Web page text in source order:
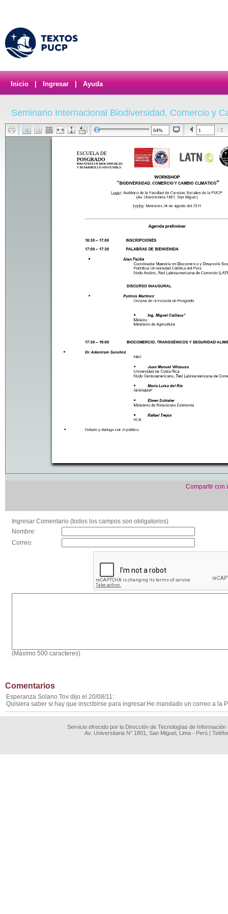
Inicio Ingresar Ayuda
Seminario Internacional Biodiversidad, Comercio y
/ 2
Compartir con
Ingresar Comentario (todos los campos son obligatorios)
Nombre:
Correo:
(Máximo 500 caracteres)
Comentarios
Esperanza Solano Tov dijo el 20/08/11:
Quisiera saber si hay que inscribirse para ingresar.He mandado un correo a la
Servicio ofrecido por la Dirección de Tecnologías de
Av. Universitaria N° 1801, San Miguel, Lima - Perú |